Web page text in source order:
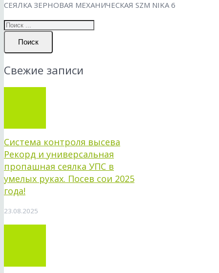
СЕЯЛКА ЗЕРНОВАЯ МЕХАНИЧЕСКАЯ SZM NIKA 6
Поиск
Свежие записи
Система контроля высева
Рекорд и универсальная
пропашная сеялка УПС в
умелых руках. Посев сои 2025
года!
23.08.2025